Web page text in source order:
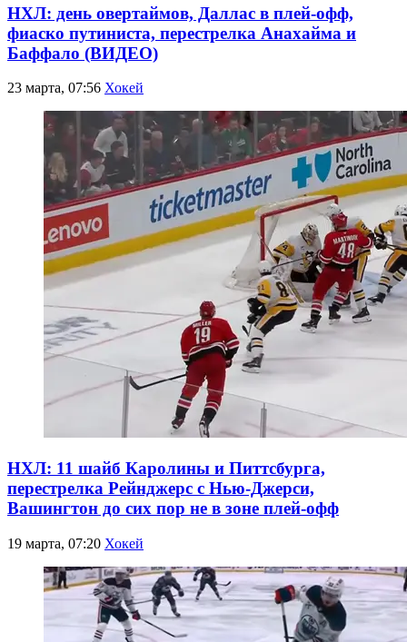
НХЛ: день овертаймов, Даллас в плей-офф,
фиаско путиниста, перестрелка Анахайма и
Баффало (ВИДЕО)
23 марта, 07:56 Хокей
НХЛ: 11 шайб Каролины и Питтсбурга,
перестрелка Рейнджерс с Нью-Джерси,
Вашингтон до сих пор не в зоне плей-офф
19 марта, 07:20 Хокей